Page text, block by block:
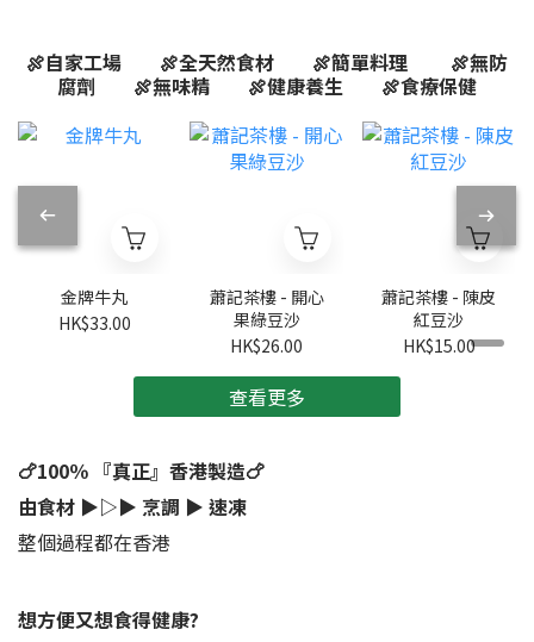
🍖自家工場 🍖全天然食材 🍖簡單料理 🍖無防
腐劑 🍖無味精 🍖健康養生 🍖食療保健
金牌牛丸
HK$33.00
蕭記茶樓 - 開心
果綠豆沙
HK$26.00
蕭記茶樓 - 陳皮
紅豆沙
HK$15.00
查看更多
🍗100％ 『真正』香港製造🍗
由食材 ▶︎▷▶︎ 烹調 ▶︎ 速凍
整個過程都在香港
想方便又想食得健康?